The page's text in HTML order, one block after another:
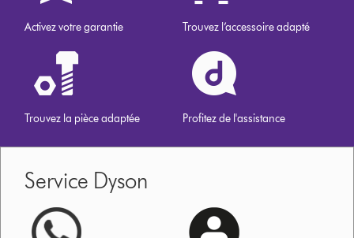
Activez votre garantie Trouvez l’accessoire adapté
Trouvez la pièce adaptée Profitez de l'assistance
Service Dyson